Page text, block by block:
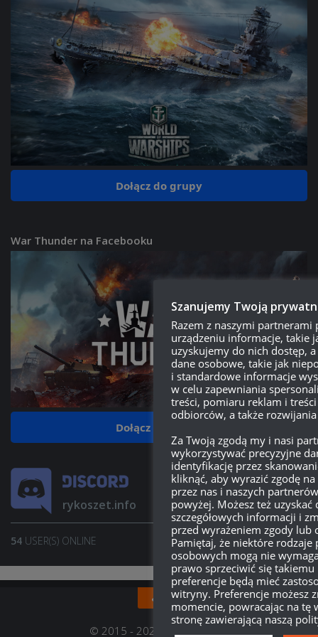
Dołącz do grupy
War Thunder na Facebooku
Dołącz do grupy
rykoszet.info
54 USER(S) ONLINE JOIN SERVER
© 2015 - 2022, rykoszet.info
Szanujemy Twoją
Razem z naszymi
urządzeniu informacje, takie
uzyskujemy do nich dostęp,
dane osobowe, takie jak
i standardowe informacje
w celu zapewniania
treści, pomiaru reklam i
odbiorców, a także
Za Twoją zgodą my i nasi
wykorzystywać precyzyjne
identyfikację przez
kliknąć, aby wyrazić zgodę
przez nas i naszych
powyżej. Możesz też
szczegółowych informacji i
przed wyrażeniem zgody lub
Pamiętaj, że niektóre rodzaje
osobowych mogą nie
prawo sprzeciwić się
preferencje będą mieć
witryny. Preferencje możesz
momencie, powracając na tę
stronę zawierającą naszą